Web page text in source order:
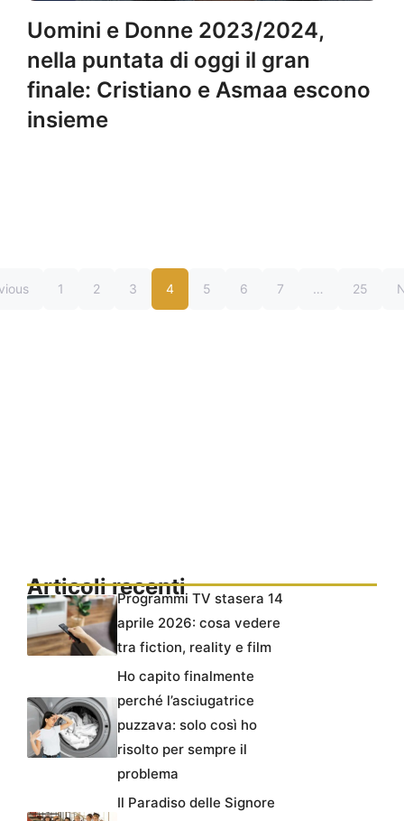
Uomini e Donne 2023/2024,
nella puntata di oggi il gran
finale: Cristiano e Asmaa escono
insieme
1 2 3 4 5 6 7 … 25
Articoli recentiProgrammi TV stasera 14
aprile 2026: cosa vedere
tra fiction, reality e film
Ho capito finalmente
perché l’asciugatrice
puzzava: solo così ho
risolto per sempre il
problema
Il Paradiso delle Signore